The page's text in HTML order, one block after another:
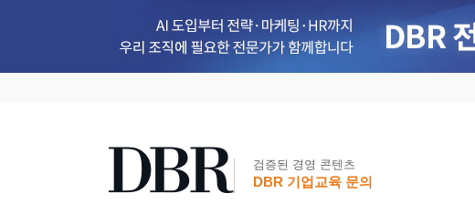
검증된 경영 콘텐츠
DBR 기업교육 문의